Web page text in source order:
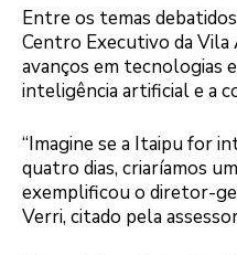
Entre os temas
Centro Executivo da Vila
avanços em tecnologias
inteligência artificial e a
“Imagine se a Itaipu for
quatro dias, criaríamos
exemplificou o diretor-
Verri, citado pela